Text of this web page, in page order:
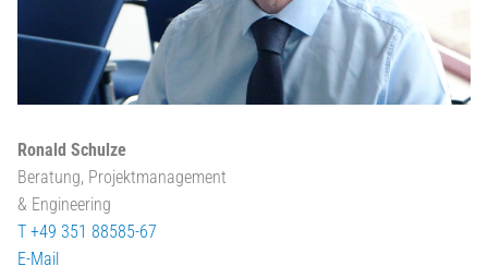
Ronald Schulze
Beratung, Projektmanagement
& Engineering
T +49 351 88585-67
E-Mail